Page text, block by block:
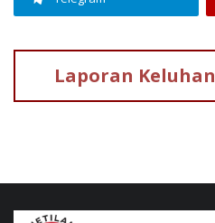
Laporan Keluhan